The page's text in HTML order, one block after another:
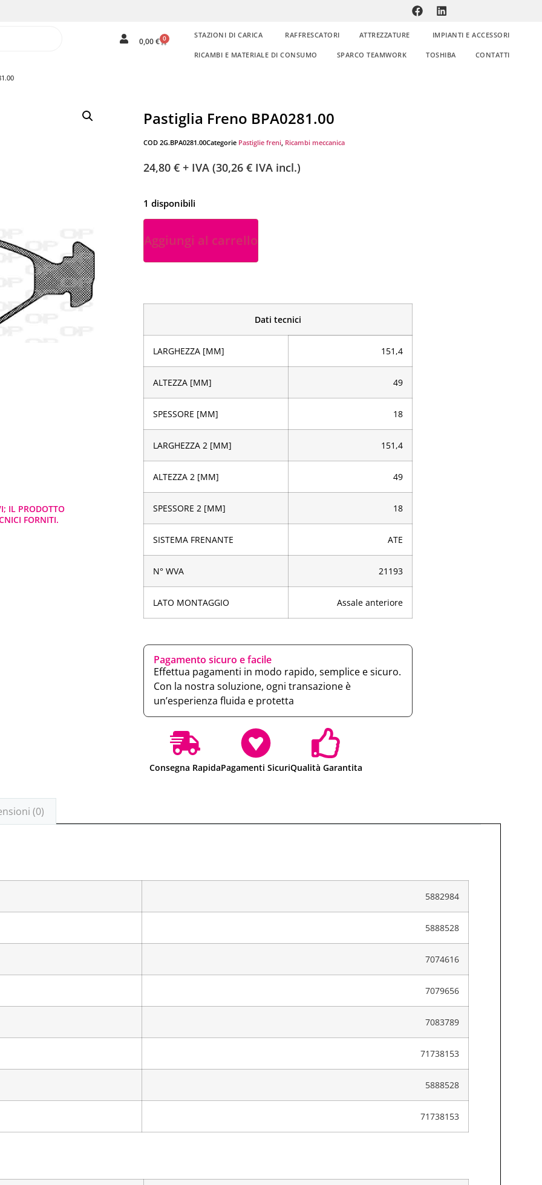
0,00€ 0 STAZIONI DI CARICA RAFFRESCATORI ATTREZZATURE IMPIANTI E ACCESSORI
RICAMBI E MATERIALE DI CONSUMO SPARCO TEAMWORK TOSHIBA CONTATTI
IL PRODOTTO
FORNITI.
Pastiglia Freno BPA0281.00
COD 2G.BPA0281.00Categorie Pastiglie freni, Ricambi meccanica
24,80 € + IVA (30,26 € IVA incl.)
1 disponibili
Aggiungi al carrello
Dati tecnici
LARGHEZZA [MM] 151,4
ALTEZZA [MM] 49
SPESSORE [MM] 18
LARGHEZZA 2 [MM] 151,4
ALTEZZA 2 [MM] 49
SPESSORE 2 [MM] 18
SISTEMA FRENANTE ATE
N° WVA 21193
LATO MONTAGGIO Assale anteriore
Pagamento sicuro e facile
Effettua pagamenti in modo rapido, semplice e sicuro.
Con la nostra soluzione, ogni transazione è
un’esperienza fluida e protetta
Consegna RapidaPagamenti SicuriQualità Garantita
(0)
5882984
5888528
7074616
7079656
7083789
71738153
5888528
71738153